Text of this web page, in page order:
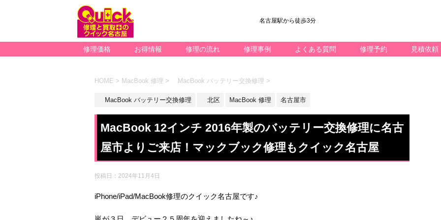
名古屋駅から徒歩3分
修理価格 お得情報 修理の流れ 修理事例 よくある質問 修理予約 見積依頼
HOME > MacBook 修理 > MacBook バッテリー交換修理 >
MacBook バッテリー交換修理 北区 MacBook 修理 名古屋市
MacBook 12インチ 2016年製のバッテリー交換修理に名古
屋市よりご来店！マックブック修理もクイック名古屋
投稿日： 2024年11月4日
iPhone/iPad/MacBook修理のクイック名古屋です♪